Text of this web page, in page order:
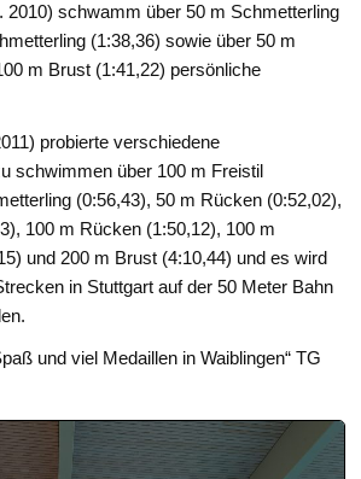
2010) schwamm über 50 m Schmetterling
(1:38,36) sowie über 50 m
m Brust (1:41,22) persönliche
probierte verschiedene
schwimmen über 100 m Freistil
(0:56,43), 50 m Rücken (0:52,02),
100 m Rücken (1:50,12), 100 m
und 200 m Brust (4:10,44) und es wird
in Stuttgart auf der 50 Meter Bahn
und viel Medaillen in Waiblingen“ TG